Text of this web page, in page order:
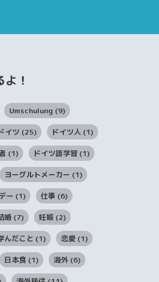
！
Umschulung (9)
イツ (25) ドイツ人 (1)
(1) ドイツ語学習 (1)
ヨーグルトメーカー (1)
ー (1) 仕事 (6)
婚 (7) 妊娠 (2)
んだこと (1) 恋愛 (1)
日本食 (1) 海外 (6)